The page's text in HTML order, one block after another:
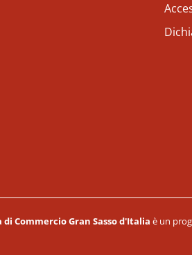
di Commercio Gran Sasso d'Italia è un